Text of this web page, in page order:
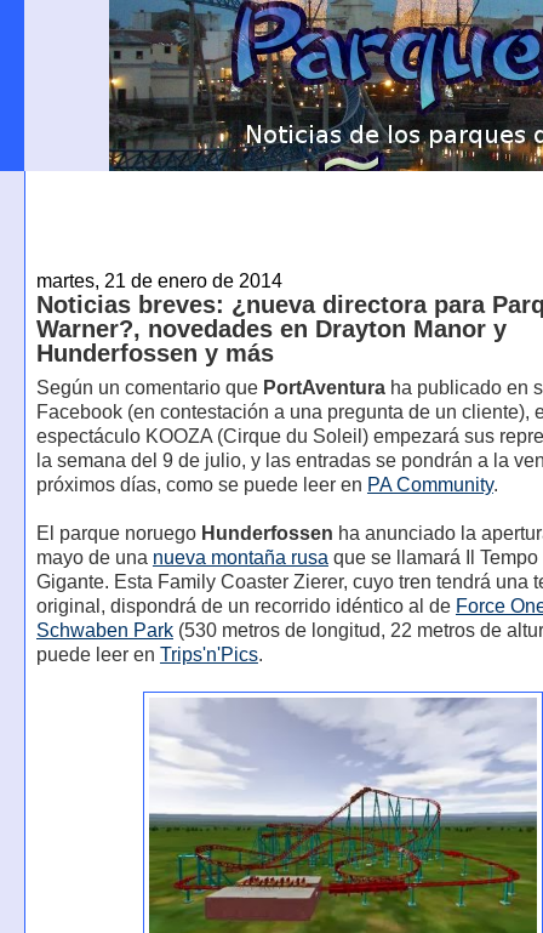
martes, 21 de enero de 2014
Noticias breves: ¿nueva directora para
Warner?, novedades en Drayton Manor y
Hunderfossen y más
Según un comentario que PortAventuraha publicado en
Facebook (en contestación a una pregunta de un cliente),
espectáculo KOOZA (Cirque du Soleil) empezará sus
la semana del 9 de julio, y las entradas se pondrán a la
próximos días, como se puede leer en PA Community.
El parque noruego Hunderfossen ha anunciado la
mayo de una nueva montaña rusa que se llamará Il Tempo
Gigante. Esta Family Coaster Zierer, cuyo tren tendrá una
original, dispondrá de un recorrido idéntico al de Force
Schwaben Park(530 metros de longitud, 22 metros de
puede leer en Trips'n'Pics.